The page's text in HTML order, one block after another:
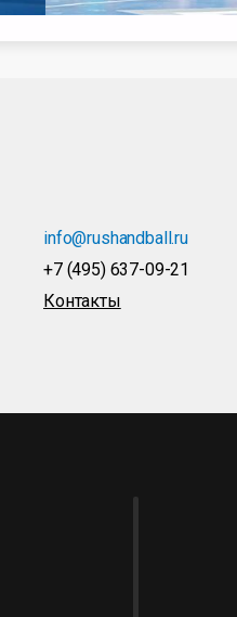
info@rushandball.ru
+7 (495) 637-09-21
Контакты